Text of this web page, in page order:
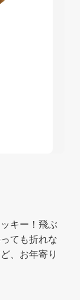
キー！飛ぶ
ても折れな
、お年寄り